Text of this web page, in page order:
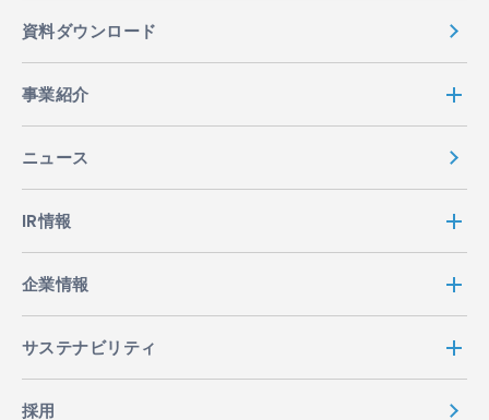
資料ダウンロード
事業紹介
ニュース
IR情報
企業情報
サステナビリティ
採用